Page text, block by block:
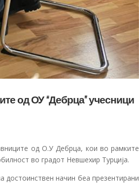
од ОУ “Дебрца” учесници
од О.У Дебрца, кои во рамките
во градот Невшехир Турција.
достоинствен начин беа презентирани